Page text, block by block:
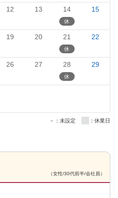
12 13 14 15
19 20 21 22
26 27 28 29
－：未設定 ：休業日
（女性/30代前半/会社員）